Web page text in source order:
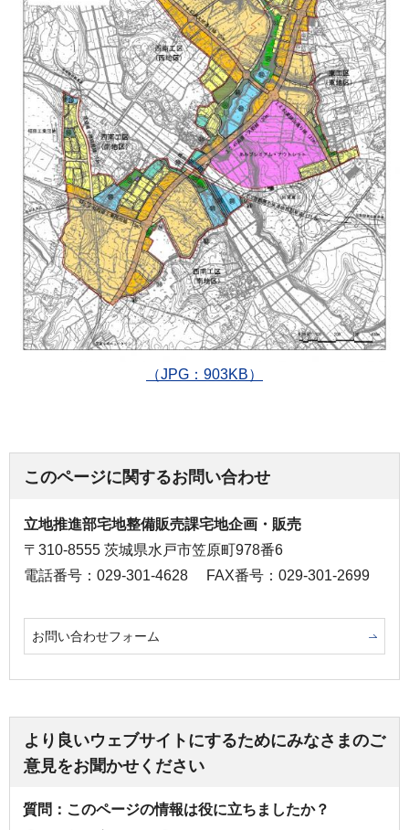
（JPG：903KB）
このページに関するお問い合わせ
立地推進部宅地整備販売課宅地企画・販売
〒310-8555 茨城県水戸市笠原町978番6
電話番号：029-301-4628
FAX番号：029-301-2699
お問い合わせフォーム
より良いウェブサイトにするためにみなさまのご
意見をお聞かせください
質問：このページの情報は役に立ちましたか？